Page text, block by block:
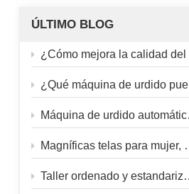
ÚLTIMO BLOG
¿Cómo mejora la calidad del jacquard de seda la máquina de urdido seccional?
¿Qué máquina de urdido puede soportar la prueba del exigente procesamiento de hilos de fibra de vidrio?
Máquina de urdido automático HFANG: camino a la fábrica de nuestro cliente.
Magníficas telas para mujer, elaboradas con una máquina de urdido fiable.
Taller ordenado y estandarizado del cliente